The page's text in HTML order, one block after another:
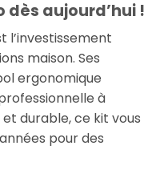
dès aujourd’hui !
l’investissement
maison. Ses
ergonomique
à
durable, ce kit vous
pour des